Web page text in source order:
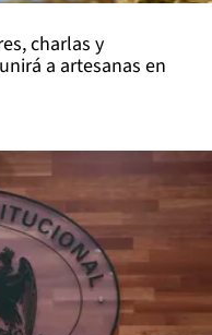
charlas y
a artesanas en